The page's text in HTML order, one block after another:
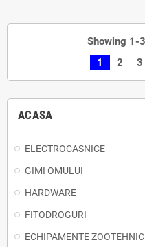
ACASA
ELECTROCASNICE
GIMI OMULUI
HARDWARE
FITODROGURI
ECHIPAMENTE
Showing 1-
1
2 3